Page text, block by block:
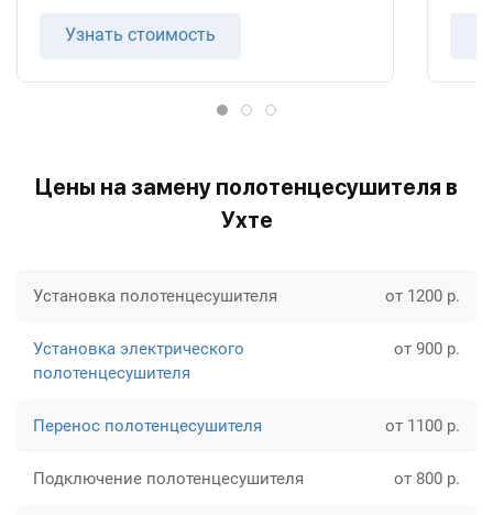
Узнать стоимость
Цены на замену полотенцесушителя в
Ухте
Установка полотенцесушителя от 1200 р.
Установка электрического
полотенцесушителя
от 900 р.
Перенос полотенцесушителя от 1100 р.
Подключение полотенцесушителя от 800 р.